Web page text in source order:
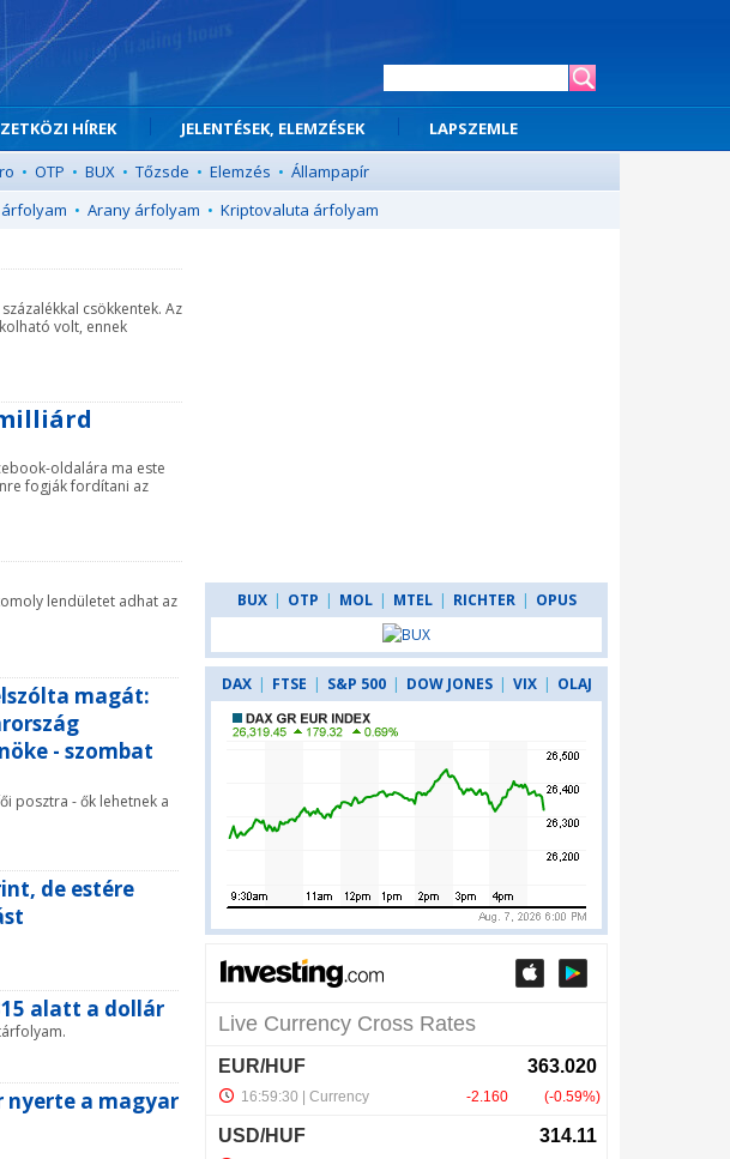
HÍREK JELENTÉSEK, ELEMZÉSEK
LAPSZEMLE
• OTP • BUX • Tőzsde • Elemzés • Állampapír
• Arany árfolyam • Kriptovaluta árfolyam
csökkentek. Az
volt, ennek
oldalára ma este
fogják fordítani az
lendületet adhat az
magát:
- szombat
posztra - ők lehetnek a
de estére
alatt a dollár
nyerte a magyar
BUX | OTP | MOL | MTEL | RICHTER | OPUS
DAX | FTSE | S&P 500 | DOW JONES | VIX | OLAJ